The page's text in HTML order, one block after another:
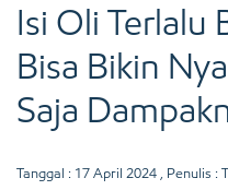
Isi Oli Terlalu
Bisa Bikin
Saja
Tanggal : 17 April 2024 , Penulis :